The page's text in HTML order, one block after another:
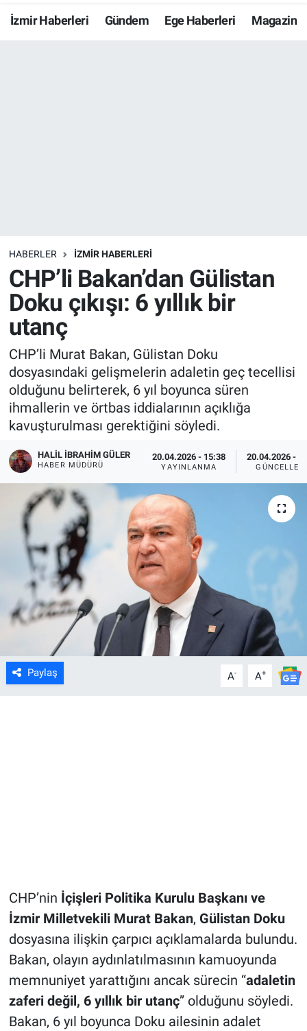
İzmir Haberleri Gündem Ege Haberleri Magazin
HABERLER İZMİR HABERLERİ
CHP’li Bakan’dan Gülistan
Doku çıkışı: 6 yıllık bir
utanç
CHP’li Murat Bakan, Gülistan Doku
dosyasındaki gelişmelerin adaletin geç tecellisi
olduğunu belirterek, 6 yıl boyunca süren
ihmallerin ve örtbas iddialarının açıklığa
kavuşturulması gerektiğini söyledi.
HALIL İBRAHIM GÜLER
HABER MÜDÜRÜ
20.04.2026 - 15:38
YAYINLANMA
20.04.2026 -
Paylaş A- A+
CHP’nin İçişleri Politika Kurulu Başkanı ve
İzmir Milletvekili Murat Bakan, Gülistan Doku
dosyasına ilişkin çarpıcı açıklamalarda bulundu.
Bakan, olayın aydınlatılmasının kamuoyunda
memnuniyet yarattığını ancak sürecin “adaletin
zaferi değil, 6 yıllık bir utanç” olduğunu söyledi.
Bakan, 6 yıl boyunca Doku ailesinin adalet
Resmi İlanlar